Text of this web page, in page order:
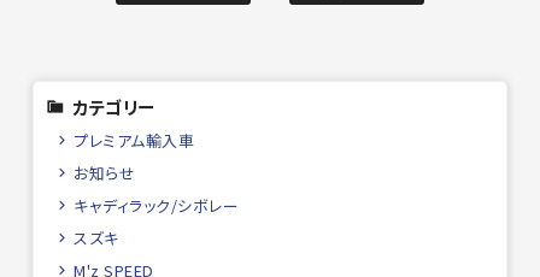
カテゴリー
プレミアム輸入車
お知らせ
キャディラック/シボレー
スズキ
M'z SPEED